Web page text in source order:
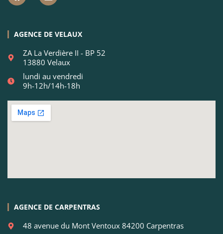
AGENCE DE VELAUX
ZA La Verdière II - BP 52
13880 Velaux
lundi au vendredi
9h-12h/14h-18h
AGENCE DE CARPENTRAS
48 avenue du Mont Ventoux 84200 Carpentras